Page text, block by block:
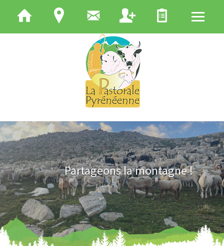
QUI SOMMES-NOUS
ELEVEURS
BERGERS
APICULTEURS
UTILISATEURS DE MONTAGNE
S'INFORMER
POCTEFA
Partageons la montagne !